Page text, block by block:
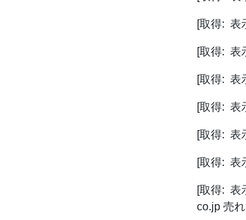
[取得: 表
[取得: 表
[取得: 表
[取得: 表
[取得: 表
[取得: 表
[取得: 表
co.jp 売